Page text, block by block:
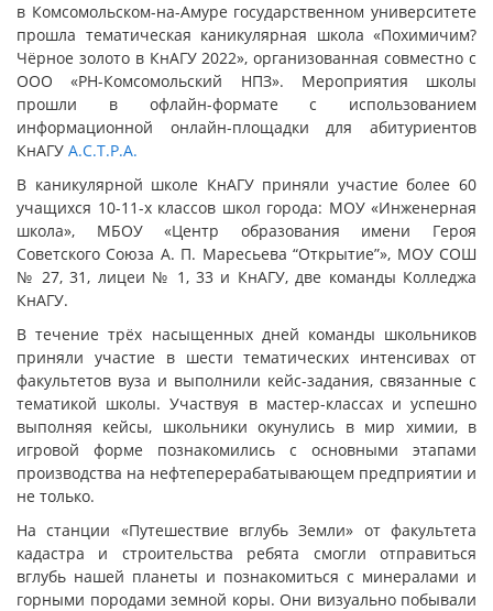
в Комсомольском-на-Амуре государственном университете
прошла тематическая каникулярная школа «Похимичим?
Чёрное золото в КнАГУ 2022», организованная совместно с
ООО «РН-Комсомольский НПЗ». Мероприятия школы
прошли в офлайн-формате с использованием
информационной онлайн-площадки для абитуриентов
КнАГУ А.С.Т.Р.А.
В каникулярной школе КнАГУ приняли участие более 60
учащихся 10-11-х классов школ города: МОУ «Инженерная
школа», МБОУ «Центр образования имени Героя
Советского Союза А. П. Маресьева “Открытие”», МОУ СОШ
№ 27, 31, лицеи № 1, 33 и КнАГУ, две команды Колледжа
КнАГУ.
В течение трёх насыщенных дней команды школьников
приняли участие в шести тематических интенсивах от
факультетов вуза и выполнили кейс-задания, связанные с
тематикой школы. Участвуя в мастер-классах и успешно
выполняя кейсы, школьники окунулись в мир химии, в
игровой форме познакомились с основными этапами
производства на нефтеперерабатывающем предприятии и
не только.
На станции «Путешествие вглубь Земли» от факультета
кадастра и строительства ребята смогли отправиться
вглубь нашей планеты и познакомиться с минералами и
горными породами земной коры. Они визуально побывали